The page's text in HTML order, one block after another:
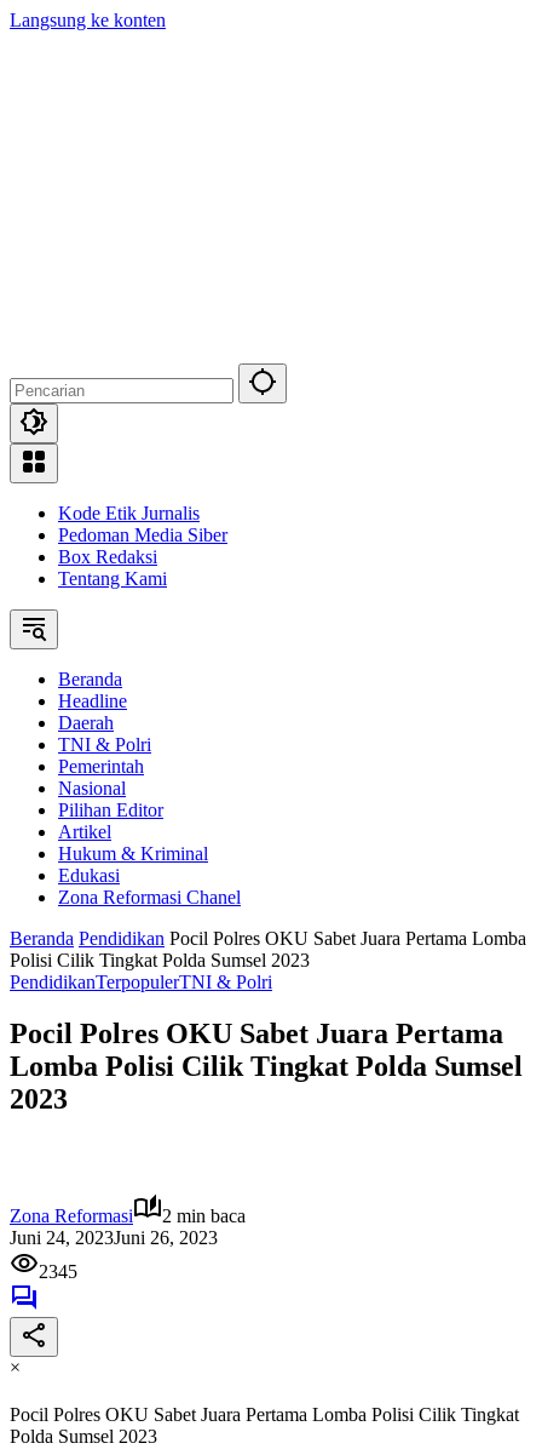
Langsung ke konten
Kode Etik Jurnalis
Pedoman Media Siber
Box Redaksi
Tentang Kami
Beranda
Headline
Daerah
TNI & Polri
Pemerintah
Nasional
Pilihan Editor
Artikel
Hukum & Kriminal
Edukasi
Zona Reformasi Chanel
Beranda Pendidikan Pocil Polres OKU Sabet Juara Pertama Lomba
Polisi Cilik Tingkat Polda Sumsel 2023
PendidikanTerpopulerTNI & Polri
Pocil Polres OKU Sabet Juara Pertama
Lomba Polisi Cilik Tingkat Polda Sumsel
2023
Zona Reformasi
2 min baca
Juni 24, 2023Juni 26, 2023
2345
×
Pocil Polres OKU Sabet Juara Pertama Lomba Polisi Cilik Tingkat
Polda Sumsel 2023